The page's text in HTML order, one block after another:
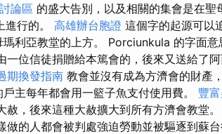
論區 的盛大告別，以及相關的集會是在聖
進行的。 高雄辦台胞證 這個字的起源可以
利亞教堂的上方。 Porciunkula 的字面意
位信徒捐贈給本篤會的，後來又送給了
期換發指南 教會並沒有成為方濟會的財產
主每年都會用一籃子魚支付使用費。 豐
，後來這種大赦擴大到所有方濟會教堂
的人都會被判處強迫勞動並被驅逐到蘇台